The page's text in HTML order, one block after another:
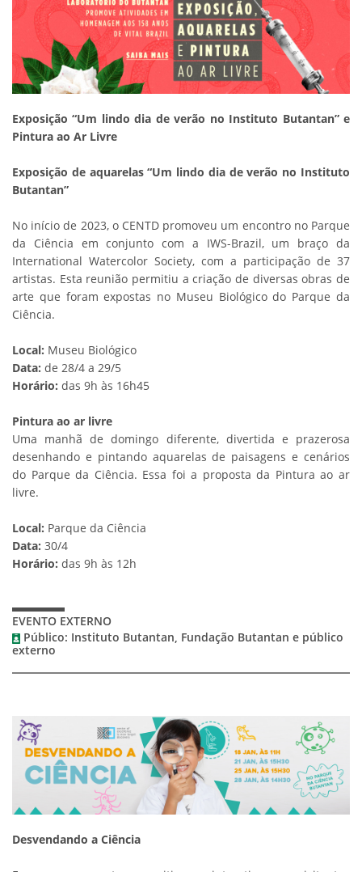
Exposição “Um lindo dia de verão no Instituto Butantan” e
Pintura ao Ar Livre
Exposição de aquarelas “Um lindo dia de verão no Instituto
Butantan”
No início de 2023, o CENTD promoveu um encontro no Parque
da Ciência em conjunto com a IWS-Brazil, um braço da
International Watercolor Society, com a participação de 37
artistas. Esta reunião permitiu a criação de diversas obras de
arte que foram expostas no Museu Biológico do Parque da
Ciência.
Local: Museu Biológico
Data: de 28/4 a 29/5
Horário: das 9h às 16h45
Pintura ao ar livre
Uma manhã de domingo diferente, divertida e prazerosa
desenhando e pintando aquarelas de paisagens e cenários
do Parque da Ciência. Essa foi a proposta da Pintura ao ar
livre.
Local: Parque da Ciência
Data: 30/4
Horário: das 9h às 12h
EVENTO EXTERNO
Público: Instituto Butantan, Fundação Butantan e público
externo
Desvendando a Ciência